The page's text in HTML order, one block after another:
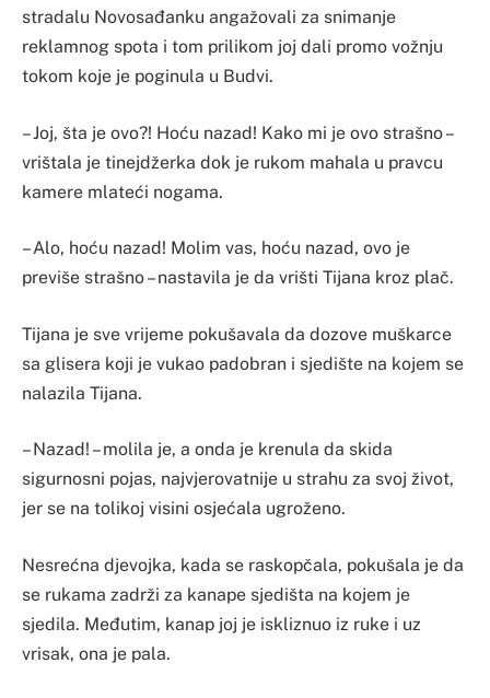
stradalu Novosađanku angažovali za snimanje
reklamnog spota i tom prilikom joj dali promo vožnju
tokom koje je poginula u Budvi.
– Joj, šta je ovo?! Hoću nazad! Kako mi je ovo strašno –
vrištala je tinejdžerka dok je rukom mahala u pravcu
kamere mlateći nogama.
– Alo, hoću nazad! Molim vas, hoću nazad, ovo je
previše strašno – nastavila je da vrišti Tijana kroz plač.
Tijana je sve vrijeme pokušavala da dozove muškarce
sa glisera koji je vukao padobran i sjedište na kojem se
nalazila Tijana.
– Nazad! – molila je, a onda je krenula da skida
sigurnosni pojas, najvjerovatnije u strahu za svoj život,
jer se na tolikoj visini osjećala ugroženo.
Nesrećna djevojka, kada se raskopčala, pokušala je da
se rukama zadrži za kanape sjedišta na kojem je
sjedila. Međutim, kanap joj je iskliznuo iz ruke i uz
vrisak, ona je pala.